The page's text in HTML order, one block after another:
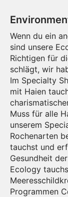
Wenn du ein
sind unsere
Richtigen für
schlägt, wir
Im Specialty
mit Haien
Muss für alle
unserem
Rochenarten
tauchst und
Gesundheit
Ecology
Programmen